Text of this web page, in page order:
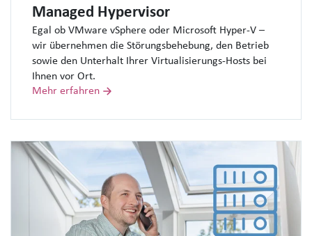
Managed Hypervisor
Egal ob VMware vSphere oder Microsoft Hyper-V –
wir übernehmen die Störungsbehebung, den Betrieb
sowie den Unterhalt Ihrer Virtualisierungs-Hosts bei
Ihnen vor Ort.
Mehr erfahren